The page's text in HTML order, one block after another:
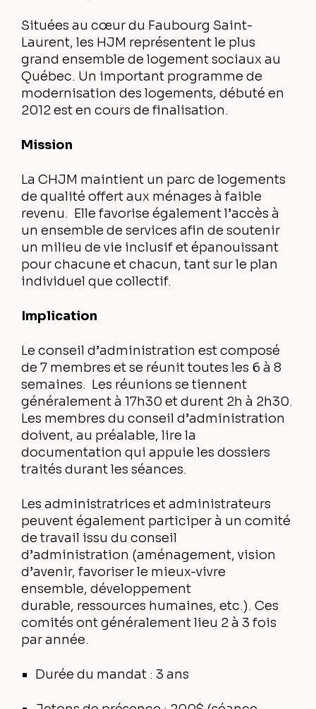
Situées au cœur du Faubourg Saint-
Laurent, les HJM représentent le plus
grand ensemble de logement sociaux au
Québec. Un important programme de
modernisation des logements, débuté en
2012 est en cours de finalisation.
Mission
La CHJM maintient un parc de logements
de qualité offert aux ménages à faible
revenu. Elle favorise également l’accès à
un ensemble de services afin de soutenir
un milieu de vie inclusif et épanouissant
pour chacune et chacun, tant sur le plan
individuel que collectif.
Implication
Le conseil d’administration est composé
de 7 membres et se réunit toutes les 6 à 8
semaines. Les réunions se tiennent
généralement à 17h30 et durent 2h à 2h30.
Les membres du conseil d’administration
doivent, au préalable, lire la
documentation qui appuie les dossiers
traités durant les séances.
Les administratrices et administrateurs
peuvent également participer à un comité
de travail issu du conseil
d’administration (aménagement, vision
d’avenir, favoriser le mieux-vivre
ensemble, développement
durable, ressources humaines, etc.). Ces
comités ont généralement lieu 2 à 3 fois
par année.
Durée du mandat : 3 ans